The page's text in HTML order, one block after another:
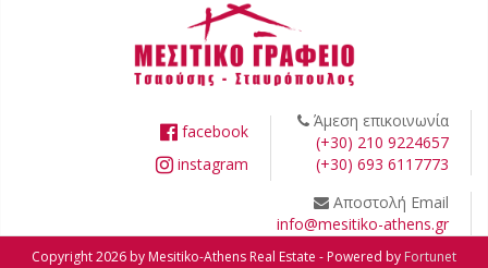
facebook
instagram
Άμεση επικοινωνία
(+30) 210 9224657
(+30) 693 6117773
Αποστολή Email
info@mesitiko-athens.gr
Copyright 2026 by Mesitiko-Athens Real Estate - Powered by Fortunet